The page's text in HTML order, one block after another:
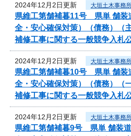
2024年12月2日更新 大垣土木事務
県維工第舗補暮11号 県単 舗装
全・安心確保対策）（債務）
補修工事に関する一般競争入札
2024年12月2日更新 大垣土木事務
県維工第舗補暮10号 県単 舗装
全・安心確保対策）（債務）
補修工事に関する一般競争入札
2024年12月2日更新 大垣土木事務
県維工第舗補暮9号 県単 舗装